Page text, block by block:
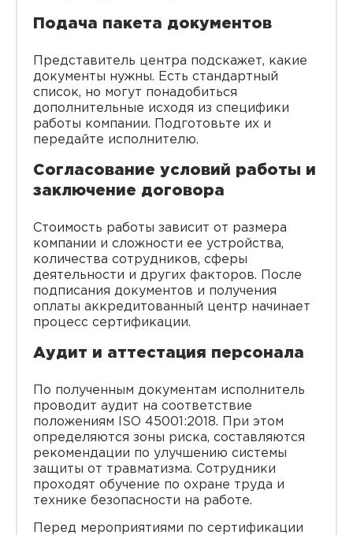
Подача пакета документов
Представитель центра подскажет, какие
документы нужны. Есть стандартный
список, но могут понадобиться
дополнительные исходя из специфики
работы компании. Подготовьте их и
передайте исполнителю.
Согласование условий работы и
заключение договора
Стоимость работы зависит от размера
компании и сложности ее устройства,
количества сотрудников, сферы
деятельности и других факторов. После
подписания документов и получения
оплаты аккредитованный центр начинает
процесс сертификации.
Аудит и аттестация персонала
По полученным документам исполнитель
проводит аудит на соответствие
положениям ISO 45001:2018. При этом
определяются зоны риска, составляются
рекомендации по улучшению системы
защиты от травматизма. Сотрудники
проходят обучение по охране труда и
технике безопасности на работе.
Перед мероприятиями по сертификации